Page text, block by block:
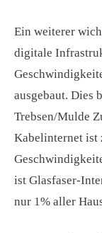
Ein weiterer
digitale
ausgebaut. Dies
Trebsen/Mulde
Kabelinternet ist
ist Glasfaser-
nur 1% aller